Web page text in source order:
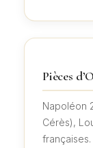
Pièces
Napoléon
Cérès),